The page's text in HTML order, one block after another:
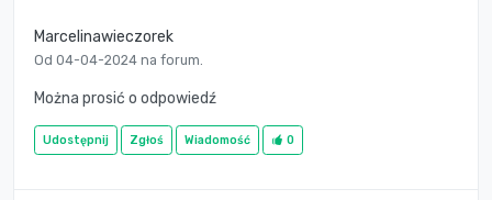
Marcelinawieczorek
Od 04-04-2024 na forum.
Można prosić o odpowiedź
Udostępnij Zgłoś Wiadomość 0